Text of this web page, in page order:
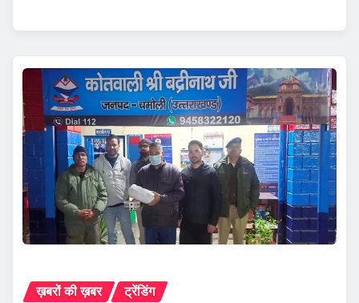
ख़बरों की ख़बर ट्रेंडिंग